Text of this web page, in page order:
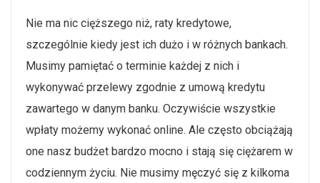
Nie ma nic cięższego niż, raty kredytowe,
szczególnie kiedy jest ich dużo i w różnych bankach.
Musimy pamiętać o terminie każdej z nich i
wykonywać przelewy zgodnie z umową kredytu
zawartego w danym banku. Oczywiście wszystkie
wpłaty możemy wykonać online. Ale często obciążają
one nasz budżet bardzo mocno i stają się ciężarem w
codziennym życiu. Nie musimy męczyć się z kilkoma